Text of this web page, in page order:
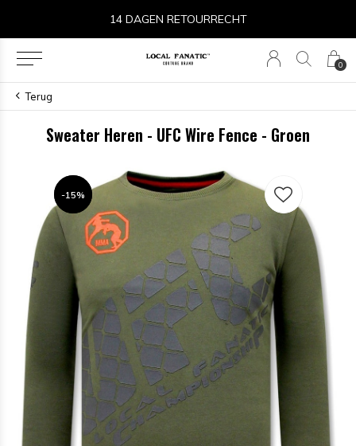
0
14 DAGEN RETOURRECHT
Terug
Sweater Heren - UFC Wire Fence - Groen
-15%
-15%